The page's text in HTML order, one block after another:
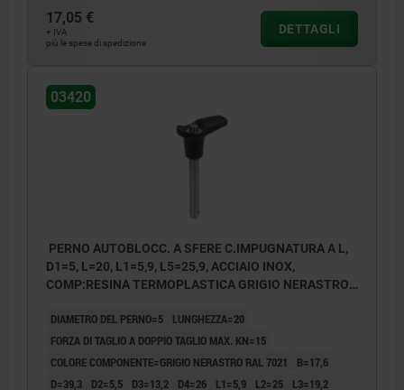
17,05 €
+ IVA
più le spese di spedizione
DETTAGLI
03420
PERNO AUTOBLOCC. A SFERE C.IMPUGNATURA A L,
D1=5, L=20, L1=5,9, L5=25,9, ACCIAIO INOX,
COMP:RESINA TERMOPLASTICA GRIGIO NERASTRO
DIAMETRO DEL PERNO=5
LUNGHEZZA=20
FORZA DI TAGLIO A DOPPIO TAGLIO MAX. KN=15
COLORE COMPONENTE=GRIGIO NERASTRO RAL 7021
B=17,6
D=39,3
D2=5,5 D3=13,2 D4=26 L1=5,9 L2=25 L3=19,2